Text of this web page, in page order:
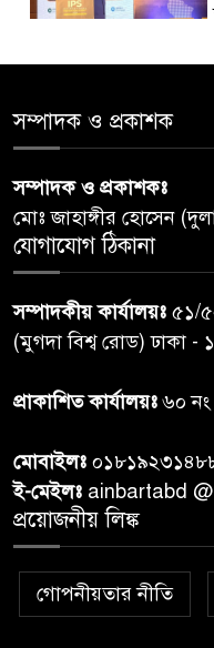
৬
৭
৮
৯
১০
সম্পাদক ও প্রকাশক
সম্পাদক ও প্রকাশকঃ
মোঃ জাহাঙ্গীর হোসেন
যোগাযোগ ঠিকানা
সম্পাদকীয় কার্যালয়ঃ ৫১/
(মুগদা বিশ্ব রোড) ঢাকা -
প্রাকাশিত কার্যালয়ঃ৬০ নং
মোবাইলঃ
ই-মেইলঃ ainbartabd
প্রয়োজনীয় লিঙ্ক
গোপনীয়তার নীতি